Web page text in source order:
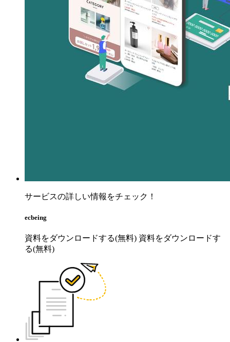
サービスの詳しい情報をチェック！
ecbeing
資料をダウンロードする(無料) 資料をダウンロードす
る(無料)